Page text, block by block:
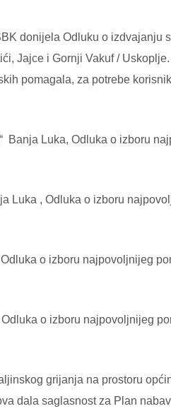
donijela Odluku o izdvajanju
Jajce i Gornji Vakuf /
pomagala, za potrebe
Luka, Odluka o izboru
, Odluka o izboru
o izboru najpovoljnijeg
o izboru najpovoljnijeg
grijanja na prostoru
dala saglasnost za Plan